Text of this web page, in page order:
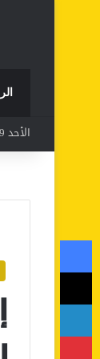
الأحد 9 أغسطس 2026